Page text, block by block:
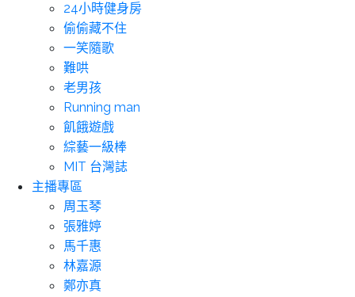
24小時健身房
偷偷藏不住
一笑隨歌
難哄
老男孩
Running man
飢餓遊戲
綜藝一級棒
MIT 台灣誌
主播專區
周玉琴
張雅婷
馬千惠
林嘉源
鄭亦真